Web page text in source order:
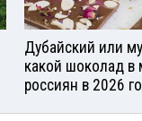
Дубайский или
какой шоколад в
россиян в 2026